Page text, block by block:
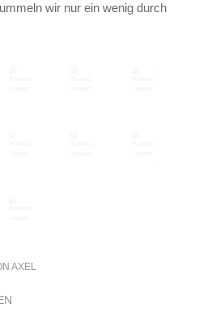
wir nur ein wenig durch
AXEL